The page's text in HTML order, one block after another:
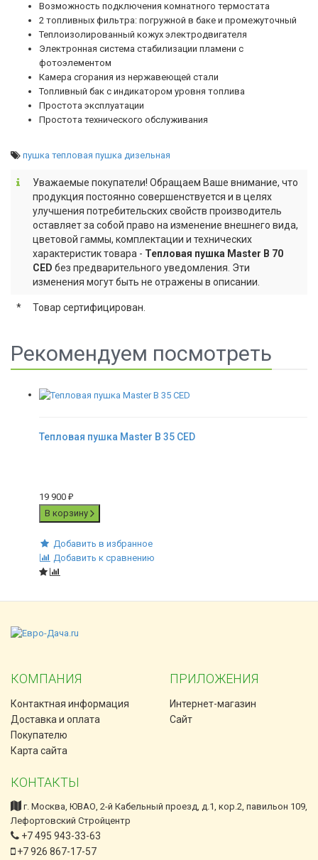
Возможность подключения комнатного термостата
2 топливных фильтра: погружной в баке и промежуточный
Теплоизолированный кожух электродвигателя
Электронная система стабилизации пламени с
фотоэлементом
Камера сгорания из нержавеющей стали
Топливный бак с индикатором уровня топлива
Простота эксплуатации
Простота технического обслуживания
пушка тепловая пушка дизельная
Уважаемые покупатели! Обращаем Ваше внимание, что
продукция постоянно совершенствуется и в целях
улучшения потребительских свойств производитель
оставляет за собой право на изменение внешнего вида,
цветовой гаммы, комплектации и технических
характеристик товара - Тепловая пушка Master B 70
CED без предварительного уведомления. Эти
изменения могут быть не отражены в описании.
* Товар сертифицирован.
Рекомендуем посмотреть
Тепловая пушка Master B 35 CED
19 900 ₽
В корзину
Добавить в избранное
Добавить к сравнению
КОМПАНИЯ
Контактная информация
Доставка и оплата
Покупателю
Карта сайта
ПРИЛОЖЕНИЯ
Интернет-магазин
Сайт
КОНТАКТЫ
г. Москва, ЮВАО, 2-й Кабельный проезд, д.1, кор.2, павильон 109,
Лефортовский Стройцентр
+7 495 943-33-63
+7 926 867-17-57